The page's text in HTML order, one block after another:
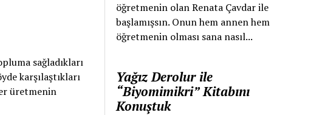
sağladıkları
karşılaştıkları
üretmenin
öğretmenin olan Renata Çavdar ile
başlamışsın. Onun hem annen hem
öğretmenin olması sana nasıl...
Yağız Derolur ile
“Biyomimikri” Kitabını
Konuştuk